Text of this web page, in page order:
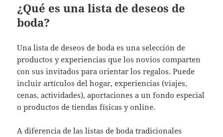
¿Qué es una lista de deseos de
boda?
Una lista de deseos de boda es una selección de
productos y experiencias que los novios comparten
con sus invitados para orientar los regalos. Puede
incluir artículos del hogar, experiencias (viajes,
cenas, actividades), aportaciones a un fondo especial
o productos de tiendas físicas y online.
A diferencia de las listas de boda tradicionales